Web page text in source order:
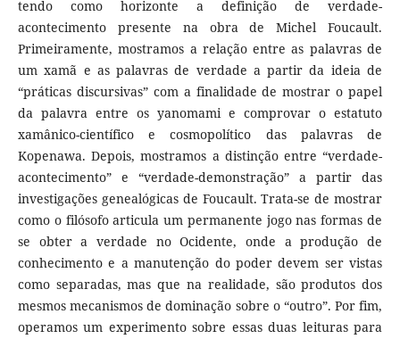
tendo como horizonte a definição de verdade-
acontecimento presente na obra de Michel Foucault.
Primeiramente, mostramos a relação entre as palavras de
um xamã e as palavras de verdade a partir da ideia de
“práticas discursivas” com a finalidade de mostrar o papel
da palavra entre os yanomami e comprovar o estatuto
xamânico-científico e cosmopolítico das palavras de
Kopenawa. Depois, mostramos a distinção entre “verdade-
acontecimento” e “verdade-demonstração” a partir das
investigações genealógicas de Foucault. Trata-se de mostrar
como o filósofo articula um permanente jogo nas formas de
se obter a verdade no Ocidente, onde a produção de
conhecimento e a manutenção do poder devem ser vistas
como separadas, mas que na realidade, são produtos dos
mesmos mecanismos de dominação sobre o “outro”. Por fim,
operamos um experimento sobre essas duas leituras para